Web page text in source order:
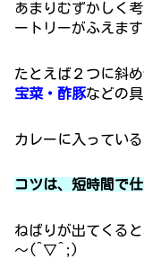
あまりむずかしく
ートリーがふえます
たとえば２つに斜め
宝菜・酢豚などの
カレーに入ってい
コツは、短時間で
ねばりが出てくる
～(^▽^;)